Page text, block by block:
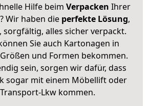
Hilfe beim Verpacken Ihrer
? Wir haben die perfekte Lösung,
sorgfältig, alles sicher verpackt.
Sie auch Kartonagen in
und Formen bekommen.
sein, sorgen wir dafür, dass
sogar mit einem Möbellift oder
Lkw kommen.